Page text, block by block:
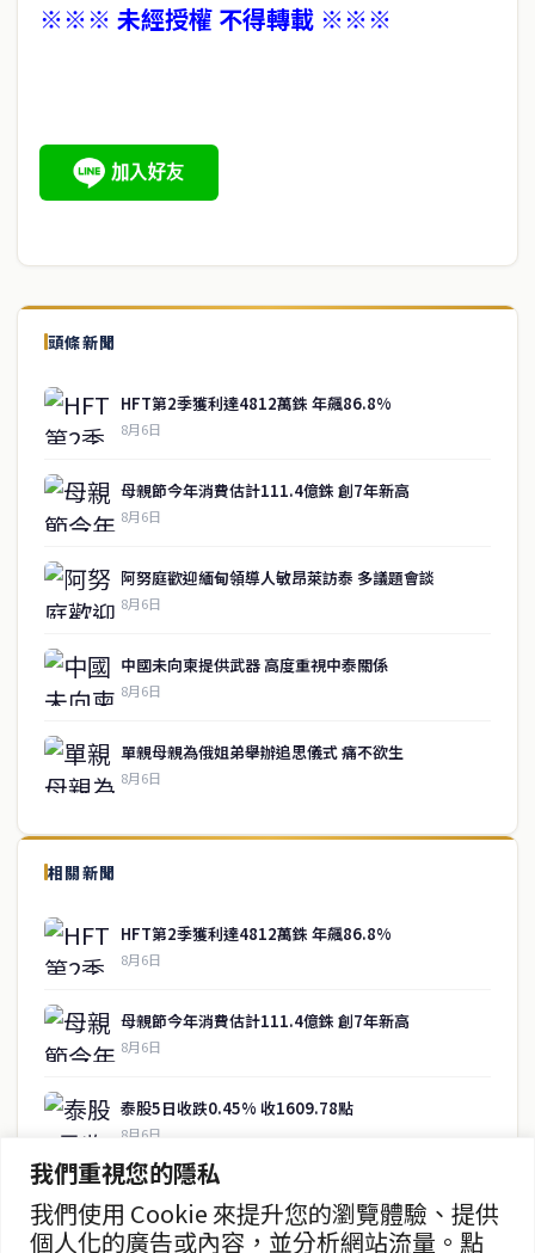
我們重視您的隱私
我們使用 Cookie 來提升您的瀏覽體驗、提供
個人化的廣告或內容，並分析網站流量。點
※※※ 未經授權 不得轉載 ※※※
頭條新聞
HFT第2季獲利達4812萬銖 年飆86.8%
8月6日
母親節今年消費估計111.4億銖 創7年新高
8月6日
阿努庭歡迎緬甸領導人敏昂萊訪泰 多議題會談
8月6日
中國未向柬提供武器 高度重視中泰關係
8月6日
單親母親為俄姐弟舉辦追思儀式 痛不欲生
8月6日
相關新聞
HFT第2季獲利達4812萬銖 年飆86.8%
8月6日
母親節今年消費估計111.4億銖 創7年新高
8月6日
泰股5日收跌0.45% 收1609.78點
8月6日
8月6日
泰國中文新聞（TCN）是一家總部設於曼谷的中文新聞媒體，致力於
報導泰國當地政治、經濟、華人社群與社會時事，為在泰華人讀者提
供即時、客觀、多元的中文新聞內容。
快速連結
即時
財經
綜合
工商
service@thaichinesenews.com ↑ 回到頂端